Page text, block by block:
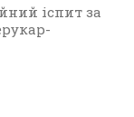
іспит за